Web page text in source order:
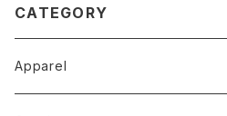
CATEGORY
Apparel